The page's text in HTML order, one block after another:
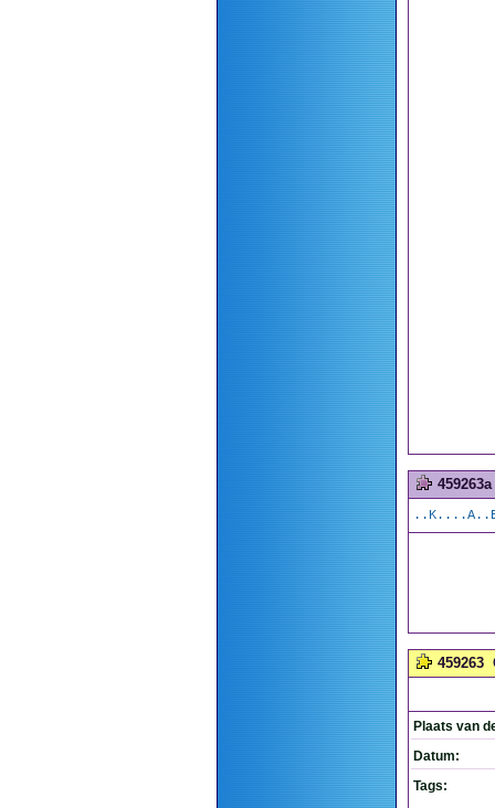
459263a
459263
Plaats van
Datum:
Tags: